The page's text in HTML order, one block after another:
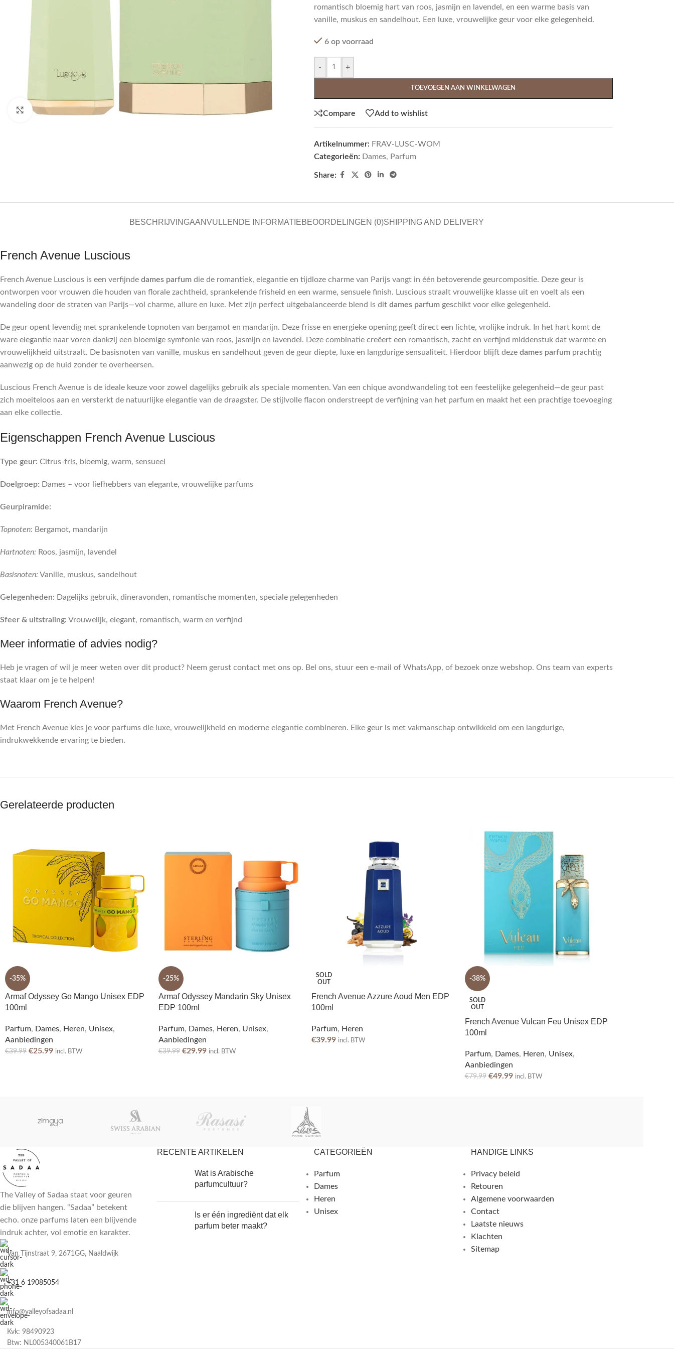
Click to enlarge
romantisch bloemig hart van roos, jasmijn en lavendel, en een warme basis van
vanille, muskus en sandelhout. Een luxe, vrouwelijke geur voor elke gelegenheid.
6 op voorraad
- +
TOEVOEGEN AAN WINKELWAGEN
Compare Add to wishlist
Artikelnummer: FRAV-LUSC-WOM
Categorieën: Dames, Parfum
Share:
BESCHRIJVINGAANVULLENDE INFORMATIEBEOORDELINGEN (0)SHIPPING AND DELIVERY
French Avenue Luscious
French Avenue Luscious is een verfijnde dames parfum die de romantiek, elegantie en tijdloze charme van Parijs vangt in één betoverende geurcompositie. Deze geur is
ontworpen voor vrouwen die houden van florale zachtheid, sprankelende frisheid en een warme, sensuele finish. Luscious straalt vrouwelijke klasse uit en voelt als een
wandeling door de straten van Parijs—vol charme, allure en luxe. Met zijn perfect uitgebalanceerde blend is dit dames parfum geschikt voor elke gelegenheid.
De geur opent levendig met sprankelende topnoten van bergamot en mandarijn. Deze frisse en energieke opening geeft direct een lichte, vrolijke indruk. In het hart komt de
ware elegantie naar voren dankzij een bloemige symfonie van roos, jasmijn en lavendel. Deze combinatie creëert een romantisch, zacht en verfijnd middenstuk dat warmte en
vrouwelijkheid uitstraalt. De basisnoten van vanille, muskus en sandelhout geven de geur diepte, luxe en langdurige sensualiteit. Hierdoor blijft deze dames parfum prachtig
aanwezig op de huid zonder te overheersen.
Luscious French Avenue is de ideale keuze voor zowel dagelijks gebruik als speciale momenten. Van een chique avondwandeling tot een feestelijke gelegenheid—de geur past
zich moeiteloos aan en versterkt de natuurlijke elegantie van de draagster. De stijlvolle flacon onderstreept de verfijning van het parfum en maakt het een prachtige toevoeging
aan elke collectie.
Eigenschappen French Avenue Luscious
Type geur: Citrus-fris, bloemig, warm, sensueel
Doelgroep: Dames – voor liefhebbers van elegante, vrouwelijke parfums
Geurpiramide:
Topnoten: Bergamot, mandarijn
Hartnoten: Roos, jasmijn, lavendel
Basisnoten: Vanille, muskus, sandelhout
Gelegenheden: Dagelijks gebruik, dineravonden, romantische momenten, speciale gelegenheden
Sfeer & uitstraling: Vrouwelijk, elegant, romantisch, warm en verfijnd
Meer informatie of advies nodig?
Heb je vragen of wil je meer weten over dit product? Neem gerust contact met ons op. Bel ons, stuur een e-mail of WhatsApp, of bezoek onze webshop. Ons team van experts
staat klaar om je te helpen!
Waarom French Avenue?
Met French Avenue kies je voor parfums die luxe, vrouwelijkheid en moderne elegantie combineren. Elke geur is met vakmanschap ontwikkeld om een langdurige,
indrukwekkende ervaring te bieden.
Gerelateerde producten
-35%
Armaf Odyssey Go Mango Unisex EDP
100ml
Parfum, Dames, Heren, Unisex,
Aanbiedingen
€39.99 €25.99 incl. BTW
-25%
Armaf Odyssey Mandarin Sky Unisex
EDP 100ml
Parfum, Dames, Heren, Unisex,
Aanbiedingen
€39.99 €29.99 incl. BTW
SOLD
OUT
French Avenue Azzure Aoud Men EDP
100ml
Parfum, Heren
€39.99 incl. BTW
-38%
SOLD
OUT
French Avenue Vulcan Feu Unisex EDP
100ml
Parfum, Dames, Heren, Unisex,
Aanbiedingen
€79.99 €49.99 incl. BTW
The Valley of Sadaa staat voor geuren
die blijven hangen. “Sadaa” betekent
echo. onze parfums laten een blijvende
indruk achter, vol emotie en karakter.
Van Tijnstraat 9, 2671GG, Naaldwijk
+31 6 19085054
info@valleyofsadaa.nl
Kvk: 98490923
Btw: NL005340061B17
RECENTE ARTIKELEN
Wat is Arabische
parfumcultuur?
Is er één ingrediënt dat elk
parfum beter maakt?
CATEGORIEËN
Parfum
Dames
Heren
Unisex
HANDIGE LINKS
Privacy beleid
Retouren
Algemene voorwaarden
Contact
Laatste nieuws
Klachten
Sitemap